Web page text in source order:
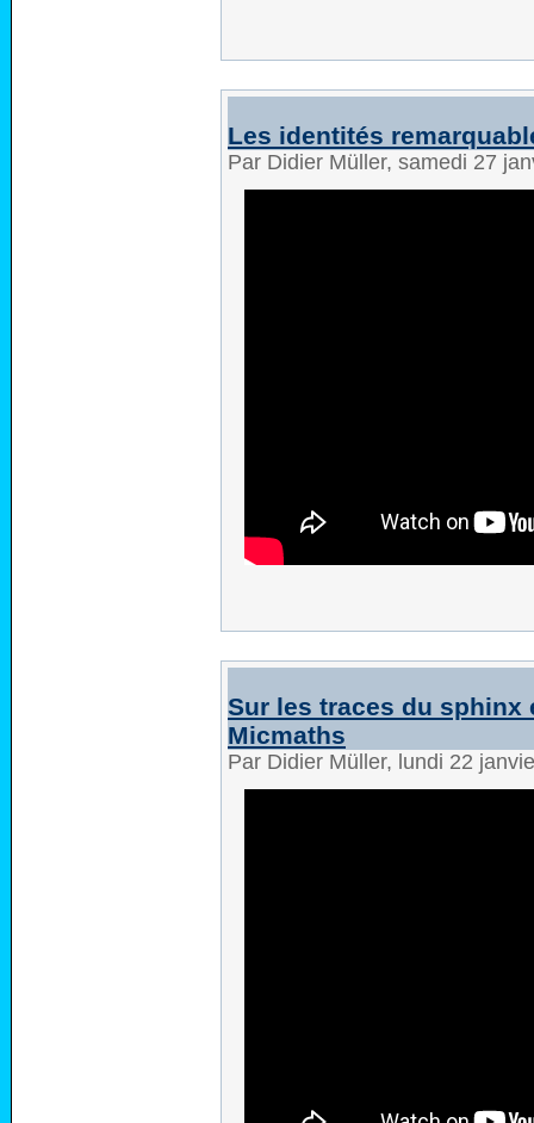
Les identités
Par Didier Müller, samedi 27
Sur les traces du sphinx
Micmaths
Par Didier Müller, lundi 22